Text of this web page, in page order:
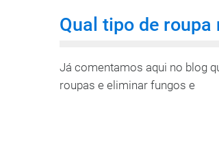
Qual tipo de
Já comentamos aqui no blog
roupas e eliminar fungos e